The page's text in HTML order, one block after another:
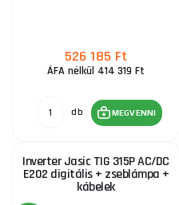
526 185 Ft
ÁFA nélkül 414 319 Ft
db MEGVENNI
Inverter Jasic TIG 315P AC/DC
E202 digitális + zseblámpa +
kábelek